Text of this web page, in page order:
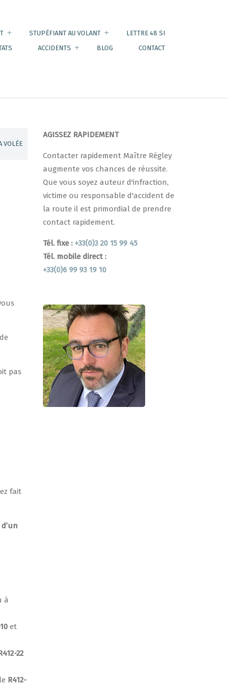
STUPÉFIANT AU VOLANT
LETTRE 48 SI
ACCIDENTS BLOG CONTACT
VOLÉE
pas
fait
à
et
22
R412-
AGISSEZ RAPIDEMENT
Contacter rapidement Maître Régley
augmente vos chances de réussite.
Que vous soyez auteur d'infraction,
victime ou responsable d'accident de
la route il est primordial de prendre
contact rapidement.
Tél. fixe : +33(0)3 20 15 99 45
Tél. mobile direct :
+33(0)6 99 93 19 10